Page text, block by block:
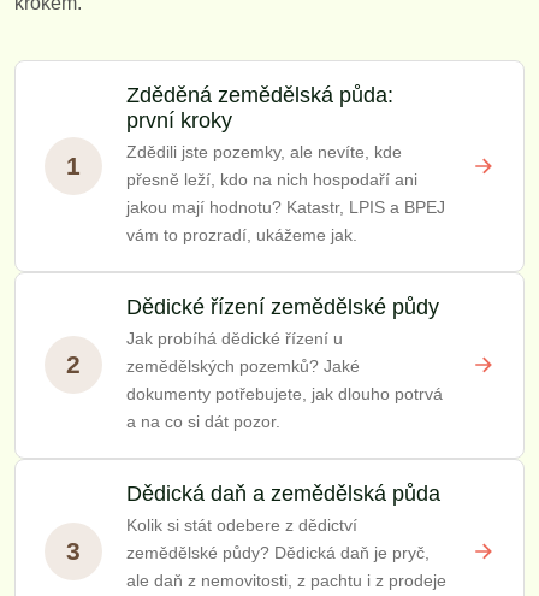
1
Zděděná zemědělská půda:
první kroky
Zdědili jste pozemky, ale nevíte, kde
přesně leží, kdo na nich hospodaří ani
jakou mají hodnotu? Katastr, LPIS a BPEJ
vám to prozradí, ukážeme jak.
2
Dědické řízení zemědělské půdy
Jak probíhá dědické řízení u
zemědělských pozemků? Jaké
dokumenty potřebujete, jak dlouho potrvá
a na co si dát pozor.
3
Dědická daň a zemědělská půda
Kolik si stát odebere z dědictví
zemědělské půdy? Dědická daň je pryč,
ale daň z nemovitosti, z pachtu i z prodeje